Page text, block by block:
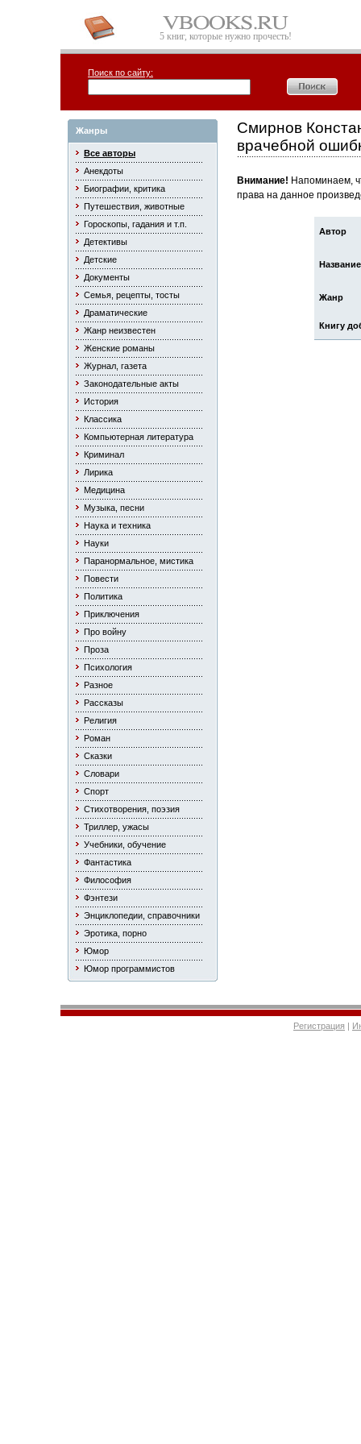
5 книг, которые нужно прочесть!
Поиск по сайту:
Жанры
Все авторы
Анекдоты
Биографии, критика
Путешествия, животные
Гороскопы, гадания и т.п.
Детективы
Детские
Документы
Семья, рецепты, тосты
Драматические
Жанр неизвестен
Женские романы
Журнал, газета
Законодательные акты
История
Классика
Компьютерная литература
Криминал
Лирика
Медицина
Музыка, песни
Наука и техника
Науки
Паранормальное, мистика
Повести
Политика
Приключения
Про войну
Проза
Психология
Разное
Рассказы
Религия
Роман
Сказки
Словари
Спорт
Стихотворения, поэзия
Триллер, ужасы
Учебники, обучение
Фантастика
Философия
Фэнтези
Энциклопедии, справочники
Эротика, порно
Юмор
Юмор программистов
Смирнов
врачебной
Внимание! Напоминаем,
права на данное
Автор
Название
Жанр
Книгу
Регистрация |